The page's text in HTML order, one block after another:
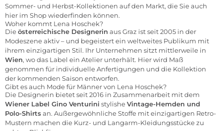
Sommer- und Herbst-Kollektionen auf den Markt, die Sie auch
hier im Shopwiederfinden können.
Woher kommt Lena Hoschek?
Dieösterreichische Designerin aus Graz ist seit 2005 in der
Modeszene aktiv – und begeistert ein weltweites Publikum mit
ihrem einzigartigen Stil. Ihr Unternehmen sitzt mittlerweile in
Wien, wo das Label ein Atelier unterhält. Hier wird Maß
genommen für individuelle Anfertigungen und die Kollektion
der kommenden Saison entworfen.
Gibt es auch Mode für Männer von Lena Hoschek?
Die Designerin bietet seit 2016 in Zusammenarbeit mit dem
Wiener Label Gino Venturini stylisheVintage-Hemden und
Polo-Shirtsan. Außergewöhnliche Stoffe mit einzigartigen Retro-
Mustern machen die Kurz- und Langarm-Kleidungsstücke zu